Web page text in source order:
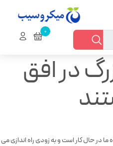
در افق
در حال کار است و به زودی راه اندازی می